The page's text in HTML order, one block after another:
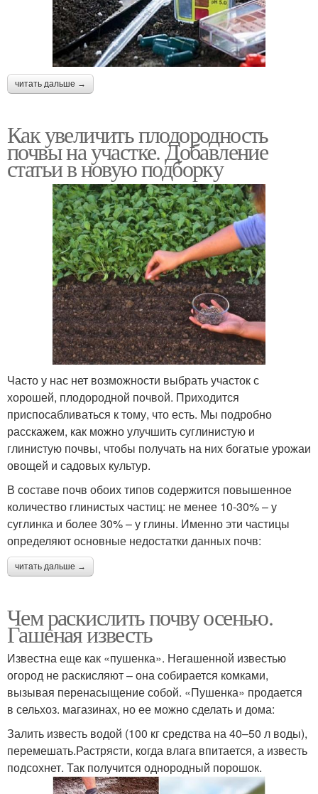
читать дальше →
Как увеличить плодородность
почвы на участке. Добавление
статьи в новую подборку
Часто у нас нет возможности выбрать участок с
хорошей, плодородной почвой. Приходится
приспосабливаться к тому, что есть. Мы подробно
расскажем, как можно улучшить суглинистую и
глинистую почвы, чтобы получать на них богатые урожаи
овощей и садовых культур.
В составе почв обоих типов содержится повышенное
количество глинистых частиц: не менее 10-30% – у
суглинка и более 30% – у глины. Именно эти частицы
определяют основные недостатки данных почв:
читать дальше →
Чем раскислить почву осенью.
Гашеная известь
Известна еще как «пушенка». Негашенной известью
огород не раскисляют – она собирается комками,
вызывая перенасыщение собой. «Пушенка» продается
в сельхоз. магазинах, но ее можно сделать и дома:
Залить известь водой (100 кг средства на 40–50 л воды),
перемешать.Растрясти, когда влага впитается, а известь
подсохнет. Так получится однородный порошок.